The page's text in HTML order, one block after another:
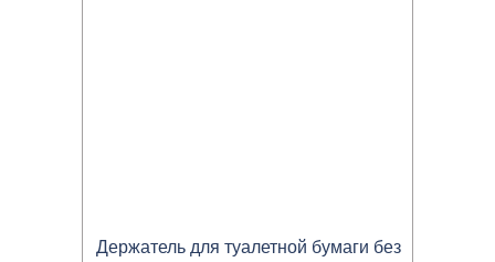
Держатель для туалетной бумаги без